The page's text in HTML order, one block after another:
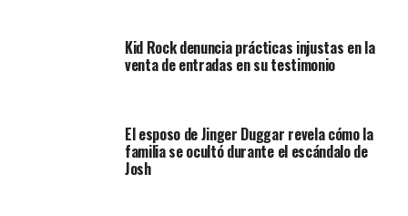
Kid Rock denuncia prácticas injustas en la
venta de entradas en su testimonio
El esposo de Jinger Duggar revela cómo la
familia se ocultó durante el escándalo de
Josh